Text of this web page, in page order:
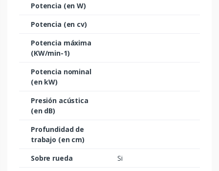
Potencia (en W)
Potencia (en cv)
Potencia máxima
(KW/min-1)
Potencia nominal
(en kW)
Presión acústica
(en dB)
Profundidad de
trabajo (en cm)
Sobre rueda
Si